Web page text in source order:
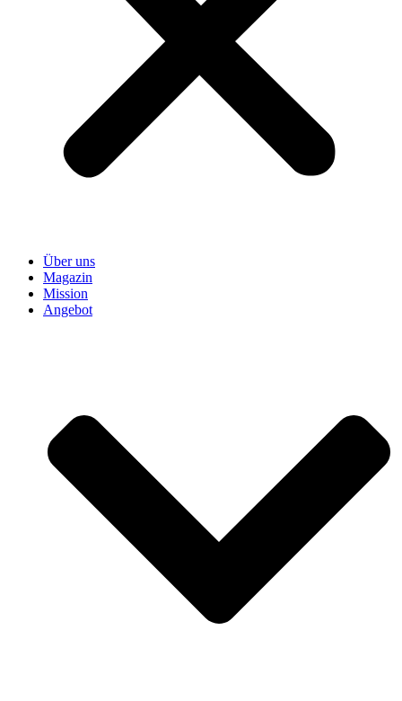
Über uns
Magazin
Mission
Angebot